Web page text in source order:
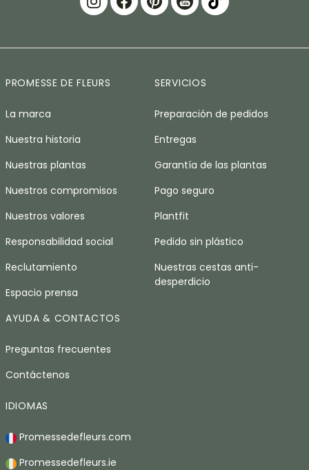
PROMESSE DE FLEURS
La marca
Nuestra historia
Nuestras plantas
Nuestros compromisos
Nuestros valores
Responsabilidad social
Reclutamiento
Espacio prensa
SERVICIOS
Preparación de pedidos
Entregas
Garantía de las plantas
Pago seguro
Plantfit
Pedido sin plástico
Nuestras cestas anti-
desperdicio
AYUDA & CONTACTOS
Preguntas frecuentes
Contáctenos
IDIOMAS
Promessedefleurs.com
Promessedefleurs.ie